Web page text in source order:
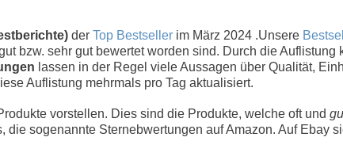
der Top Bestseller im März 2024 .Unsere
bzw. sehr gut bewertet worden sind. Durch die Auflistung
lassen in der Regel viele Aussagen über Qualität,
Auflistung mehrmals pro Tag aktualisiert.
vorstellen. Dies sind die Produkte, welche oft und
sogenannte Sternebwertungen auf Amazon. Auf Ebay